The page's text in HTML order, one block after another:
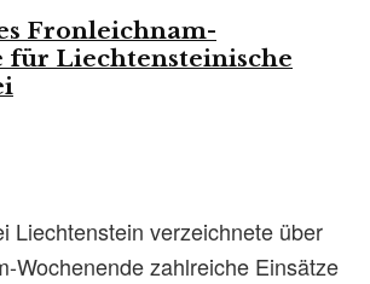
Fronleichnam-
für Liechtensteinische
Liechtenstein verzeichnete über
Wochenende zahlreiche Einsätze